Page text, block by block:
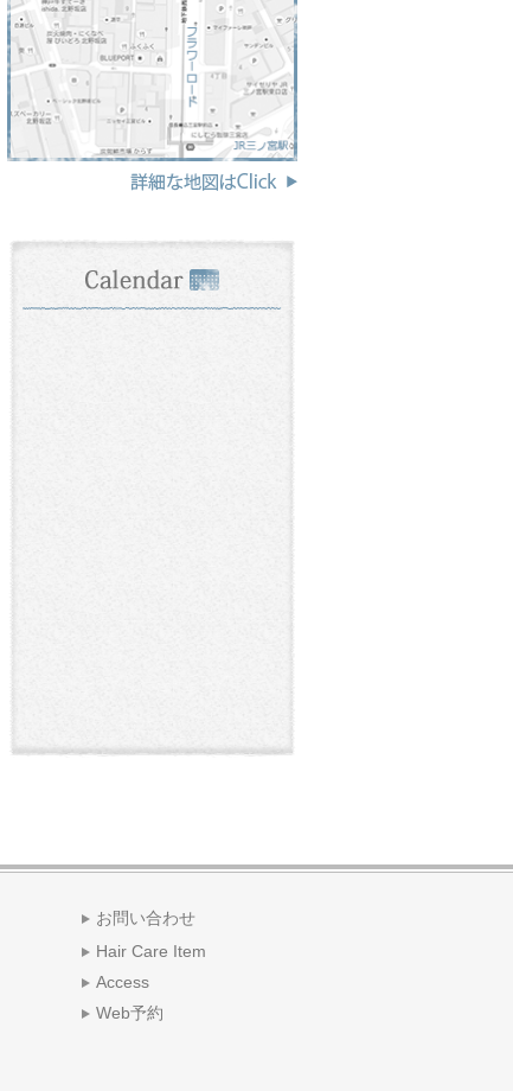
お問い合わせ
Hair Care Item
Access
Web予約